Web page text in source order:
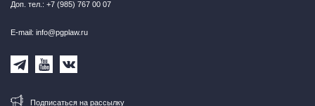
Доп. тел.: +7 (985) 767 00 07
E-mail: info@pgplaw.ru
Подписаться на рассылку